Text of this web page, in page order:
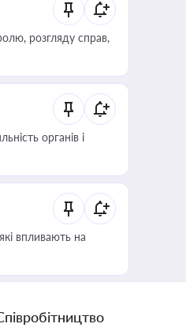
розгляду справ,
органів і
впливають на